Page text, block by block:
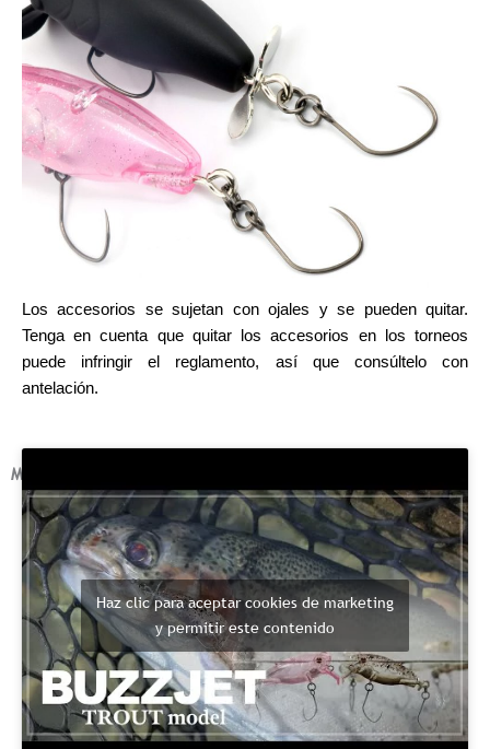
Los accesorios se sujetan con ojales y se pueden quitar.
Tenga en cuenta que quitar los accesorios en los torneos
puede infringir el reglamento, así que consúltelo con
antelación.
MOVIE
Haz clic para aceptar cookies de marketing
y permitir este contenido